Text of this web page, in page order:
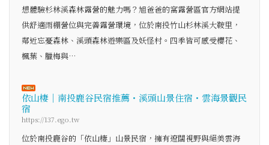
想體驗杉林溪森林露營的魅力嗎？旭爸爸的窩露營區官方網站提
供舒適雨棚營位與完善露營環境，位於南投竹山杉林溪大鞍里，
鄰近忘憂森林、溪頭森林遊樂區及妖怪村。四季皆可感受櫻花、
楓葉、臘梅與…
依山棲｜南投鹿谷民宿推薦・溪頭山景住宿・雲海景觀民
宿
https://137.ego.tw
位於南投鹿谷的「依山棲」山景民宿，擁有遼闊視野與絕美雲海